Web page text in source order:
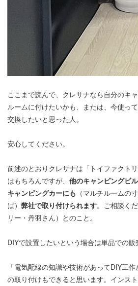
ここまで読んで、クレサナなら自分のキ
ルームに付けたいかも、または、今使っ
交換したいと思った人。
安心してください。
前述のとおりクレサナは「トイファクト
はもちろんですが、 他のキャンピングビ
キャンピングカーにも （マルチルームの
ば） 弊社で取り付けられます。ご相談く
リー・丹羽さん）とのこと。
DIYで設置したいという場合は単品での販
「電気配線の知識や技術があってDIY工
の取り付けもできると思います。インス